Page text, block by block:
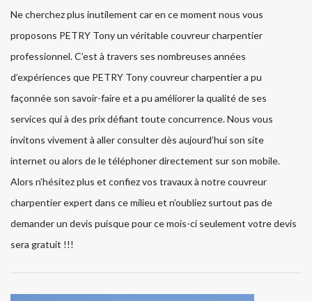
Ne cherchez plus inutilement car en ce moment nous vous
proposons PETRY Tony un véritable couvreur charpentier
professionnel. C’est à travers ses nombreuses années
d’expériences que PETRY Tony couvreur charpentier a pu
façonnée son savoir-faire et a pu améliorer la qualité de ses
services qui à des prix défiant toute concurrence. Nous vous
invitons vivement à aller consulter dès aujourd’hui son site
internet ou alors de le téléphoner directement sur son mobile.
Alors n’hésitez plus et confiez vos travaux à notre couvreur
charpentier expert dans ce milieu et n’oubliez surtout pas de
demander un devis puisque pour ce mois-ci seulement votre devis
sera gratuit !!!